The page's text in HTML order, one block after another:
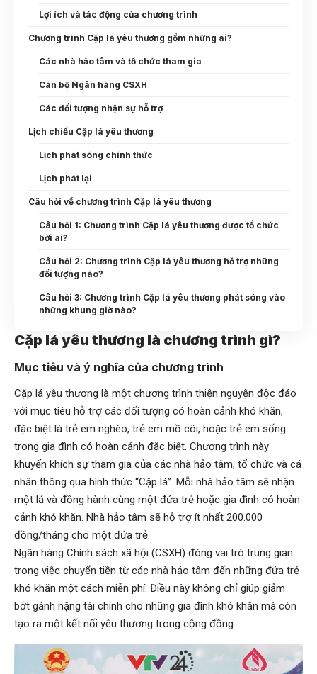
Lợi ích và tác động của chương trình
Chương trình Cặp lá yêu thương gồm những ai?
Các nhà hảo tâm và tổ chức tham gia
Cán bộ Ngân hàng CSXH
Các đối tượng nhận sự hỗ trợ
Lịch chiếu Cặp lá yêu thương
Lịch phát sóng chính thức
Lịch phát lại
Câu hỏi về chương trình Cặp lá yêu thương
Câu hỏi 1: Chương trình Cặp lá yêu thương được tổ chức
bởi ai?
Câu hỏi 2: Chương trình Cặp lá yêu thương hỗ trợ những
đối tượng nào?
Câu hỏi 3: Chương trình Cặp lá yêu thương phát sóng vào
những khung giờ nào?
Cặp lá yêu thương là chương trình gì?
Mục tiêu và ý nghĩa của chương trình
Cặp lá yêu thương là một chương trình thiện nguyện độc đáo
với mục tiêu hỗ trợ các đối tượng có hoàn cảnh khó khăn,
đặc biệt là trẻ em nghèo, trẻ em mồ côi, hoặc trẻ em sống
trong gia đình có hoàn cảnh đặc biệt. Chương trình này
khuyến khích sự tham gia của các nhà hảo tâm, tổ chức và cá
nhân thông qua hình thức “Cặp lá”. Mỗi nhà hảo tâm sẽ nhận
một lá và đồng hành cùng một đứa trẻ hoặc gia đình có hoàn
cảnh khó khăn. Nhà hảo tâm sẽ hỗ trợ ít nhất 200.000
đồng/tháng cho một đứa trẻ.
Ngân hàng Chính sách xã hội (CSXH) đóng vai trò trung gian
trong việc chuyển tiền từ các nhà hảo tâm đến những đứa trẻ
khó khăn một cách miễn phí. Điều này không chỉ giúp giảm
bớt gánh nặng tài chính cho những gia đình khó khăn mà còn
tạo ra một kết nối yêu thương trong cộng đồng.